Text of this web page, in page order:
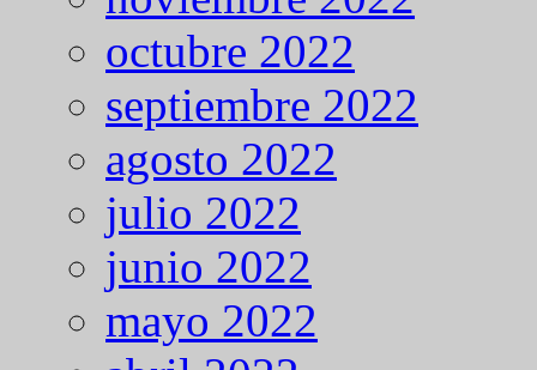
octubre 2022
septiembre 2022
agosto 2022
julio 2022
junio 2022
mayo 2022